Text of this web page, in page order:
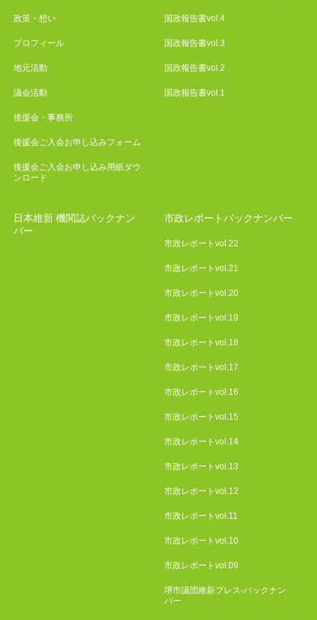
政策・想い
プロフィール
地元活動
議会活動
後援会・事務所
後援会ご入会お申し込みフォーム
後援会ご入会お申し込み用紙ダウ
ンロード
国政報告書vol.4
国政報告書vol.3
国政報告書vol.2
国政報告書vol.1
日本維新 機関誌バックナン
バー
市政レポートバックナンバー
市政レポートvol.22
市政レポートvol.21
市政レポートvol.20
市政レポートvol.19
市政レポートvol.18
市政レポートvol.17
市政レポートvol.16
市政レポートvol.15
市政レポートvol.14
市政レポートvol.13
市政レポートvol.12
市政レポートvol.11
市政レポートvol.10
市政レポートvol.09
堺市議団維新プレス-バックナン
バー